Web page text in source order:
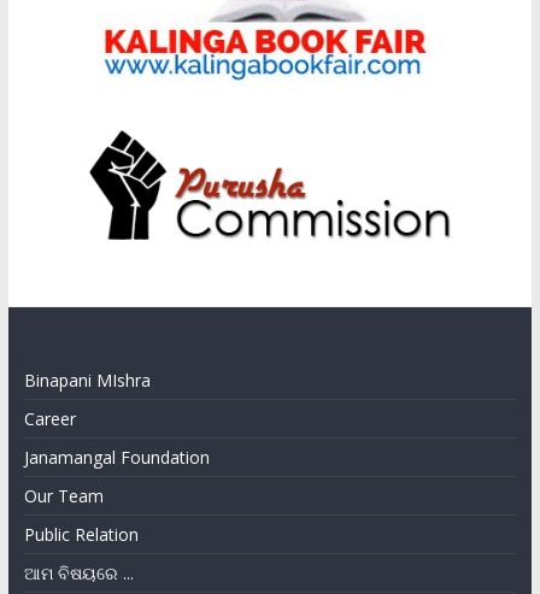
Binapani MIshra
Career
Janamangal Foundation
Our Team
Public Relation
ଆମ ବିଷୟରେ ...